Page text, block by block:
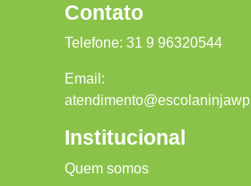
Contato
Telefone: 31 9 96320544
Email:
Institucional
Quem somos